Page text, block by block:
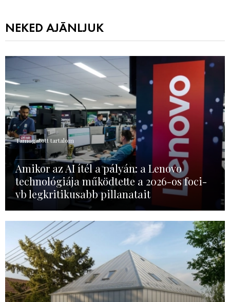
NEKED AJÁNLJUK
Támogatott tartalom
Amikor az AI ítél a pályán: a Lenovo
technológiája működtette a 2026-os foci-
vb legkritikusabb pillanatait